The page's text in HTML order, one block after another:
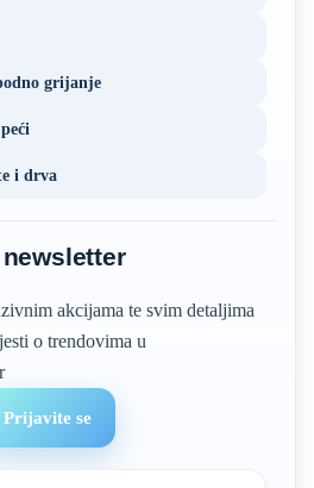
grijanje
i drva
akcijama te svim detaljima
o trendovima u
Prijavite se